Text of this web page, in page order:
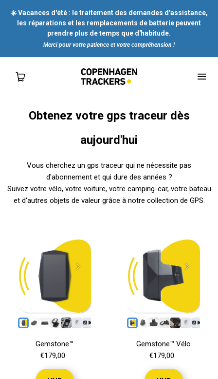
☀️ Vacances d'été : le traitement des demandes d'assistance,
les réparations et les remplacements de batterie peuvent
prendre plus de temps que d'habitude.
Merci pour votre patience et votre compréhension !
SHOP
POUR VOUS
POUR LES ENTREPRISES
CONTACT
MON COMPTE
Obtenez votre gps traceur dès
aujourd'hui
Vous cherchez un gps traceur qui ne nécessite pas
d'abonnement et qui dure des années ?
Suivez votre vélo, votre voiture, votre camping-car, votre bateau
et d'autres objets de valeur grâce à notre collection de GPS.
Gemstone™
€179,00
Gemstone™ Vélo
€179,00